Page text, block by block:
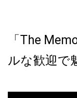
「The
ルな歓迎で